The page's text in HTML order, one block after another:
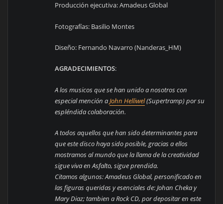
Producción ejecutiva: Amadeus Global
Fotografías: Basilio Montes
Diseño: Fernando Navarro (Nanderas_HM)
AGRADECIMIENTOS:
A los musicos que se han unido a nosotros con
especial mención aJohn Helliwel(Supertramp) por su
espléndida colaboración.
A todos aquellos que han sido determinantes para
que este disco haya sido posible, gracias a ellos
mostramos al mundo que la llama de la creatividad
sigue viva en Asfalto, sigue prendida.
Citamos algunos: Amadeus Global, personificado en
las figuras queridas y esenciales de: Johan Cheka y
Mary Diaz; tambien a Rock CD, por depositar en este